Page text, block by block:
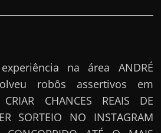
na área ANDRÉ
robôs assertivos em
CHANCES REAIS DE
SORTEIO NO INSTAGRAM